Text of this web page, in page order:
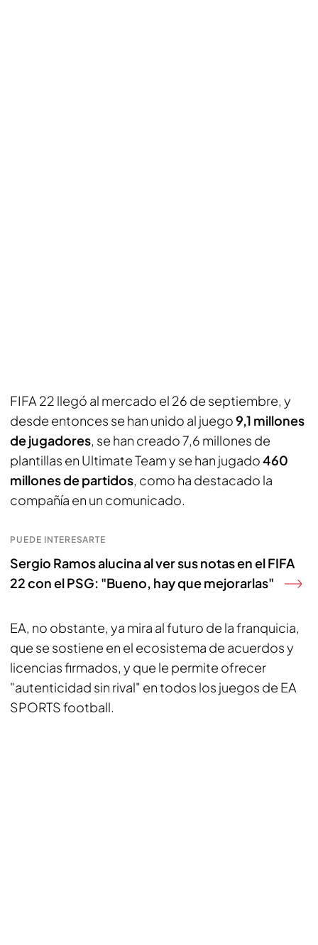
FIFA 22 llegó al mercado el 26 de septiembre, y
desde entonces se han unido al juego9,1 millones
de jugadores, se han creado 7,6 millones de
plantillas en Ultimate Team y se han jugado460
millones de partidos, como ha destacado la
compañía en un comunicado.
PUEDE INTERESARTE
Sergio Ramos alucina al ver sus notas en el FIFA
22 con el PSG: "Bueno, hay que mejorarlas"
EA, no obstante, ya mira al futuro de la franquicia,
que se sostiene en el ecosistema de acuerdos y
licencias firmados, y que le permite ofrecer
"autenticidad sin rival" en todos los juegos de EA
SPORTS football.